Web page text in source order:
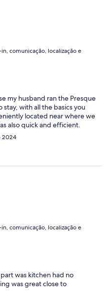
comunicação, localização e
my husband ran the Presque
with all the basics you
located near where we
also quick and efficient.
2024
comunicação, localização e
was kitchen had no
was great close to